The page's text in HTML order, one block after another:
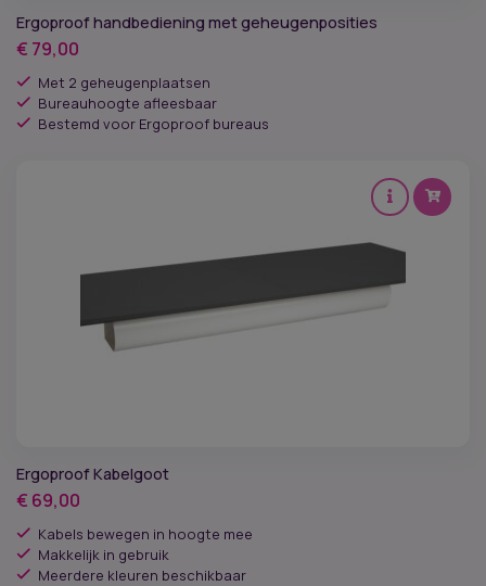
Ergoproof handbediening met geheugenposities
€ 79,00
Met 2 geheugenplaatsen
Bureauhoogte afleesbaar
Bestemd voor Ergoproof bureaus
Ergoproof Kabelgoot
€ 69,00
Kabels bewegen in hoogte mee
Makkelijk in gebruik
Meerdere kleuren beschikbaar